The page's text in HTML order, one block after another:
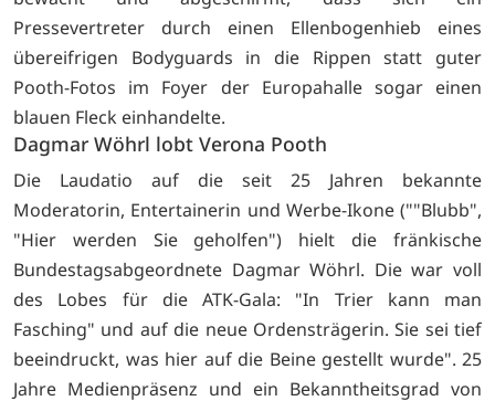
Pressevertreter durch einen Ellenbogenhieb eines
übereifrigen Bodyguards in die Rippen statt guter
Pooth-Fotos im Foyer der Europahalle sogar einen
blauen Fleck einhandelte.
Dagmar Wöhrl lobt Verona Pooth
Die Laudatio auf die seit 25 Jahren bekannte
Moderatorin, Entertainerin und Werbe-Ikone (""Blubb",
"Hier werden Sie geholfen") hielt die fränkische
Bundestagsabgeordnete Dagmar Wöhrl. Die war voll
des Lobes für die ATK-Gala: "In Trier kann man
Fasching" und auf die neue Ordensträgerin. Sie sei tief
beeindruckt, was hier auf die Beine gestellt wurde". 25
Jahre Medienpräsenz und ein Bekanntheitsgrad von